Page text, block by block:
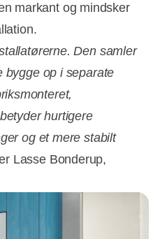
markant og mindsker
Den samler
bygge op i separate
hurtigere
og et mere stabilt
Lasse Bonderup,